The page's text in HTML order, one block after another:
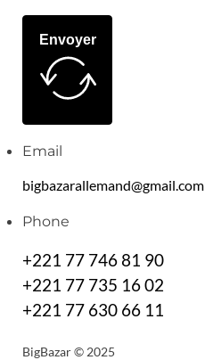
Envoyer
Email
bigbazarallemand@gmail.com
Phone
+221 77 746 81 90
+221 77 735 16 02
+221 77 630 66 11
BigBazar © 2025